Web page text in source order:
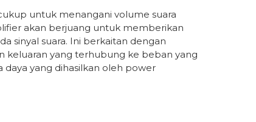
untuk menangani volume suara
akan berjuang untuk memberikan
sinyal suara. Ini berkaitan dengan
keluaran yang terhubung ke beban yang
daya yang dihasilkan oleh power